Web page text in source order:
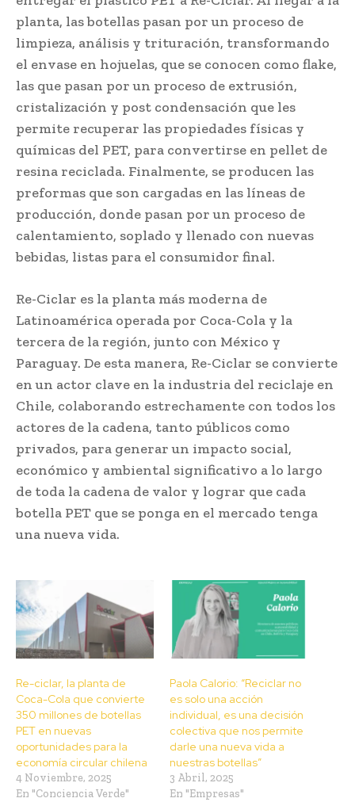
planta, las botellas pasan por un proceso de
limpieza, análisis y trituración, transformando
el envase en hojuelas, que se conocen como flake,
las que pasan por un proceso de extrusión,
cristalización y post condensación que les
permite recuperar las propiedades físicas y
químicas del PET, para convertirse en pellet de
resina reciclada. Finalmente, se producen las
preformas que son cargadas en las líneas de
producción, donde pasan por un proceso de
calentamiento, soplado y llenado con nuevas
bebidas, listas para el consumidor final.
Re-Ciclar es la planta más moderna de
Latinoamérica operada por Coca-Cola y la
tercera de la región, junto con México y
Paraguay. De esta manera, Re-Ciclar se convierte
en un actor clave en la industria del reciclaje en
Chile, colaborando estrechamente con todos los
actores de la cadena, tanto públicos como
privados, para generar un impacto social,
económico y ambiental significativo a lo largo
de toda la cadena de valor y lograr que cada
botella PET que se ponga en el mercado tenga
una nueva vida.
Re-ciclar, la planta de
Coca-Cola que convierte
350 millones de botellas
PET en nuevas
oportunidades para la
economía circular chilena
4 Noviembre, 2025
En "Conciencia Verde"
Paola Calorio: “Reciclar no
es solo una acción
individual, es una decisión
colectiva que nos permite
darle una nueva vida a
nuestras botellas”
3 Abril, 2025
En "Empresas"